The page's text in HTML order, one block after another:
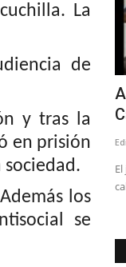
La
de
y tras la
en prisión
los
se
a la
recaudación del